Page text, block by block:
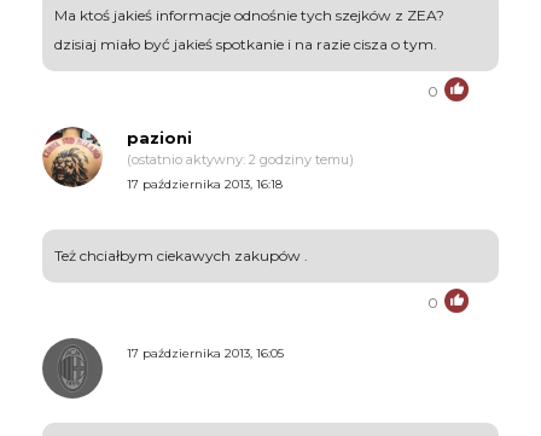
Ma ktoś jakieś informacje odnośnie tych szejków z ZEA?
dzisiaj miało być jakieś spotkanie i na razie cisza o tym.
0
pazioni
(ostatnio aktywny: 2 godziny temu)
17 października 2013, 16:18
Też chciałbym ciekawych zakupów .
0
17 października 2013, 16:05